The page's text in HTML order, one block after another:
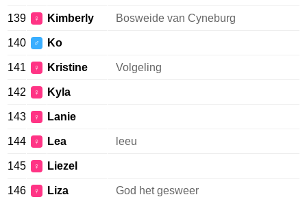
139 ♀ Kimberly Bosweide van Cyneburg
140 ♂ Ko
141 ♀ Kristine Volgeling
142 ♀ Kyla
143 ♀ Lanie
144 ♀ Lea leeu
145 ♀ Liezel
146 ♀ Liza God het gesweer